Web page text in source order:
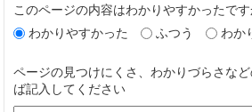
このページの内容はわかりやすかったで
わかりやすかった ふつう わか
ページの見つけにくさ、わかりづらさな
ば記入してください